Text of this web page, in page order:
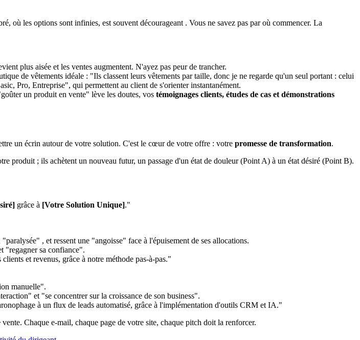
où les options sont infinies, est souvent décourageant . Vous ne savez pas par où commencer. La
plus aisée et les ventes augmentent. N'ayez pas peur de trancher.
de vêtements idéale : "Ils classent leurs vêtements par taille, donc je ne regarde qu'un seul portant : celui
Pro, Entreprise", qui permettent au client de s'orienter instantanément.
un produit en vente" lève les doutes, vos témoignages clients, études de cas et démonstrations
un écrin autour de votre solution. C'est le cœur de votre offre : votre promesse de transformation.
produit ; ils achètent un nouveau futur, un passage d'un état de douleur (Point A) à un état désiré (Point B).
grâce à [Votre Solution Unique]."
, et ressent une "angoisse" face à l'épuisement de ses allocations.
"regagner sa confiance".
et revenus, grâce à notre méthode pas-à-pas."
manuelle".
et "se concentrer sur la croissance de son business".
à un flux de leads automatisé, grâce à l'implémentation d'outils CRM et IA."
Chaque e-mail, chaque page de votre site, chaque pitch doit la renforcer.